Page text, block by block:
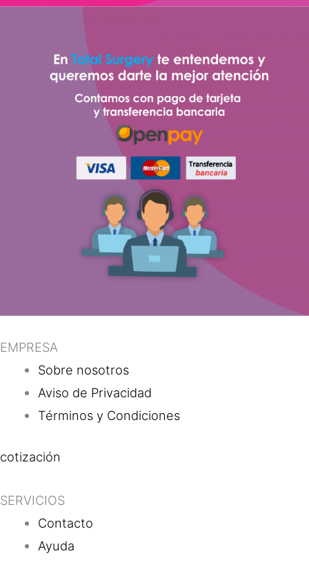
EMPRESA
Sobre nosotros
Aviso de Privacidad
Términos y Condiciones
cotización
SERVICIOS
Contacto
Ayuda